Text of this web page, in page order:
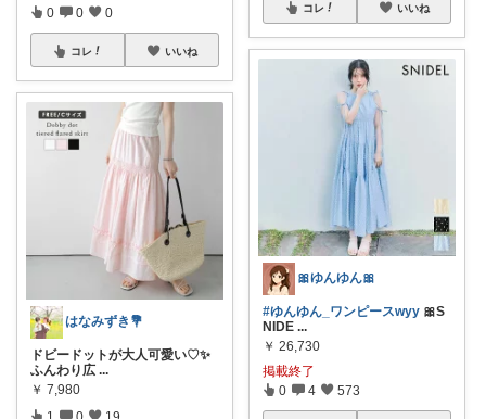
0 0 0
コレ いいね
はなみずき💐
ドビードットが大人可愛い♡✨
ふんわり広 ...
￥ 7,980
1 0 19
コレ いいね
🎀ゆんゆん🎀
#ゆんゆん_ワンピースwyy 🎀S
NIDE ...
￥ 26,730
掲載終了
0 4 573